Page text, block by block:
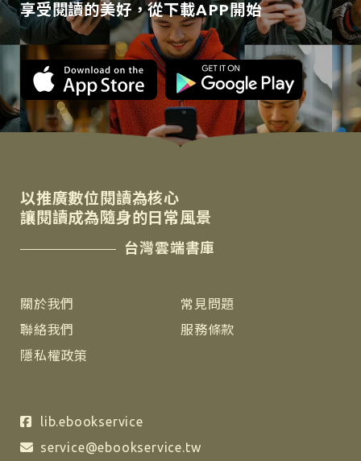
享受閱讀的美好，從下載APP開始
以推廣數位閱讀為核心
讓閱讀成為隨身的日常風景
台灣雲端書庫
關於我們
常見問題
聯絡我們
服務條款
隱私權政策
lib.ebookservice
service@ebookservice.tw